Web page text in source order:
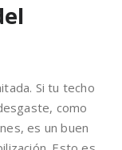
Si tu techo
como
es un buen